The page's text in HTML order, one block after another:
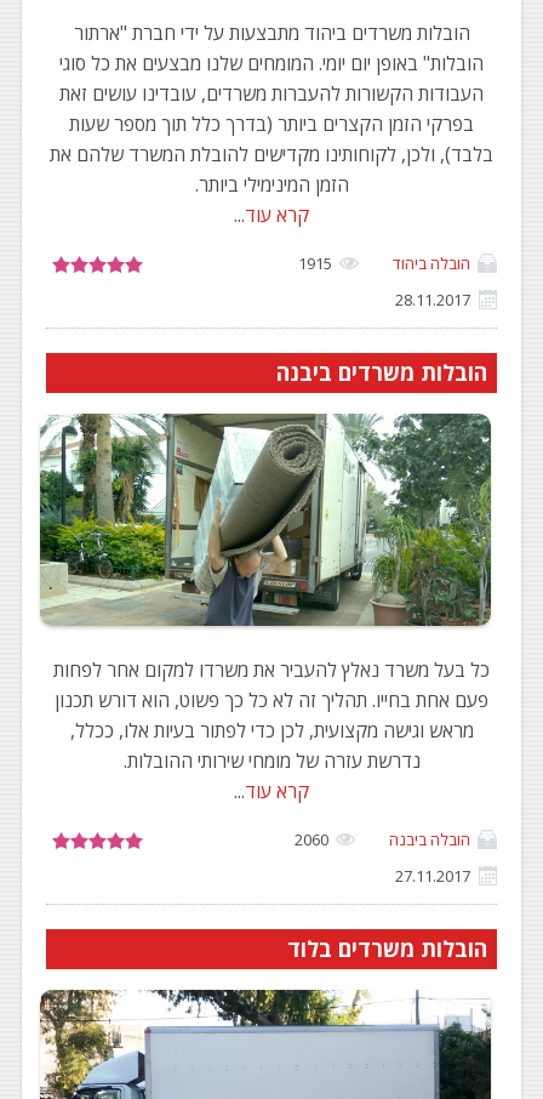
הובלות משרדים ביהוד מתבצעות על ידי חברת "ארתור
הובלות" באופן יום יומי. המומחים שלנו מבצעים את כל סוגי
העבודות הקשורות להעברות משרדים, עובדינו עושים זאת
בפרקי הזמן הקצרים ביותר (בדרך כלל תוך מספר שעות
בלבד), ולכן, לקוחותינו מקדישים להובלת המשרד שלהם את
הזמן המינימילי ביותר.
קרא עוד...
הובלה ביהוד
1915
28.11.2017
הובלות משרדים ביבנה
כל בעל משרד נאלץ להעביר את משרדו למקום אחר לפחות
פעם אחת בחייו. תהליך זה לא כל כך פשוט, הוא דורש תכנון
מראש וגישה מקצועית, לכן כדי לפתור בעיות אלו, ככלל,
נדרשת עזרה של מומחי שירותי ההובלות.
קרא עוד...
הובלה ביבנה
2060
27.11.2017
הובלות משרדים בלוד